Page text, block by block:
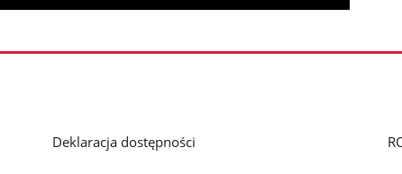
Deklaracja dostępności